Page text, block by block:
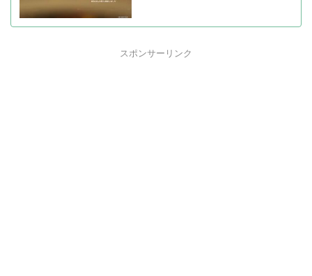
スポンサーリンク